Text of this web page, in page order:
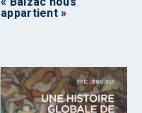
appartient »